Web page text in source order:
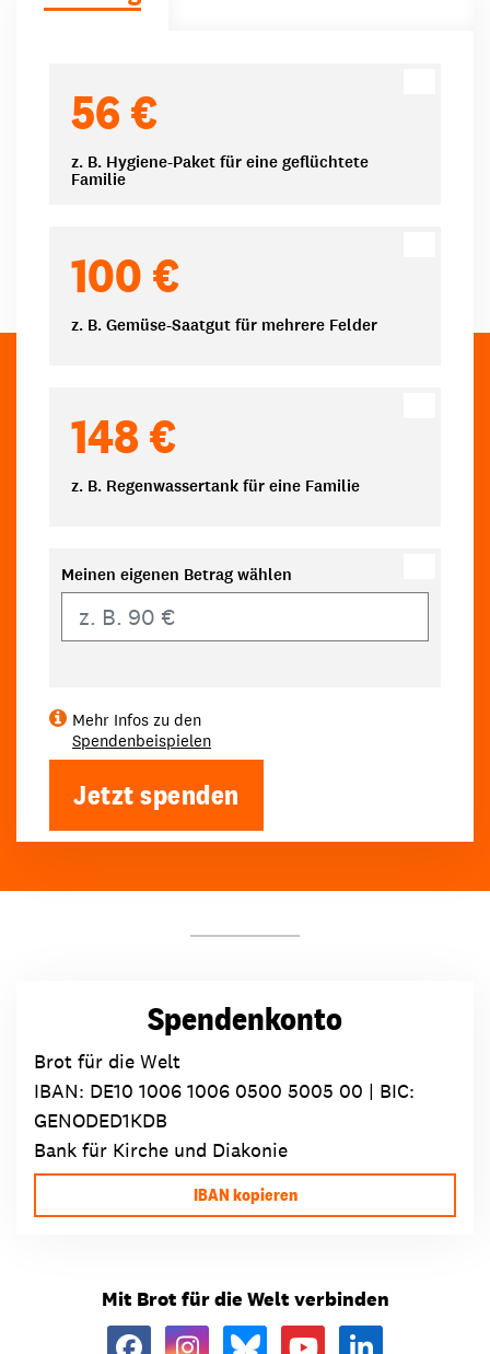
56 €
z. B. Hygiene-Paket für eine geflüchtete
Familie
100 €
z. B. Gemüse-Saatgut für mehrere Felder
148 €
z. B. Regenwassertank für eine Familie
Meinen eigenen Betrag wählen
Mehr Infos zu den
Spendenbeispielen
Jetzt spenden
Spendenkonto
Brot für die Welt
IBAN: DE10 1006 1006 0500 5005 00 | BIC:
GENODED1KDB
Bank für Kirche und Diakonie
IBAN kopieren
Mit Brot für die Welt verbinden